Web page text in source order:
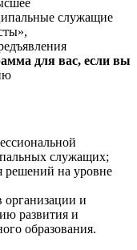
служащие
для вас, если вы
служащих;
решений на уровне
и
развития и
образования.